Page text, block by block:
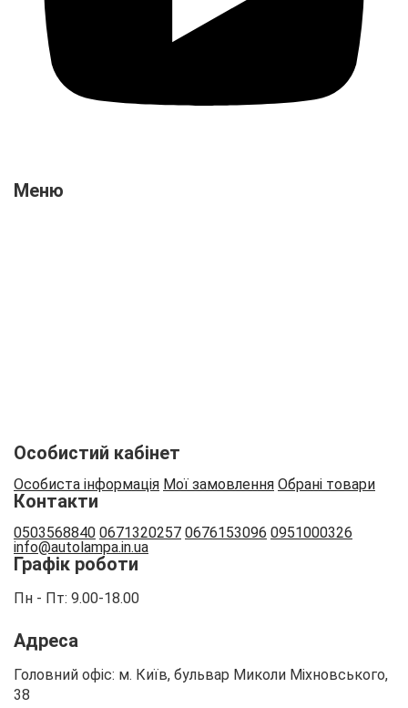
Меню
Особистий кабінет
Особиста інформація Мої замовлення Обрані товари
Контакти
0503568840 0671320257 0676153096 0951000326
info@autolampa.in.ua
Графік роботи
Пн - Пт: 9.00-18.00
Адреса
Головний офіс: м. Київ, бульвар Миколи Міхновського,
38